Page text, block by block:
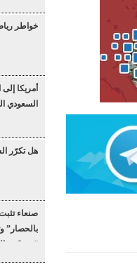
خواطر
أمريكا
السعودي
هل تكرّر
صنعاء
بالحصار”
“عسكرة